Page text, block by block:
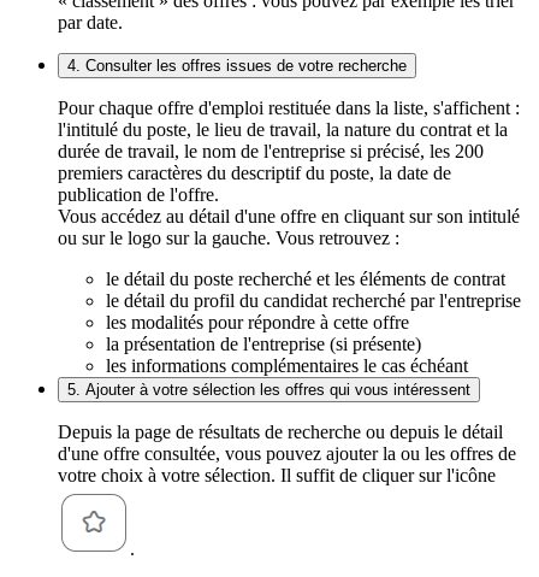
par date.
4. Consulter les offres issues de votre recherche
Pour chaque offre d'emploi restituée dans la liste, s'affichent :
l'intitulé du poste, le lieu de travail, la nature du contrat et la
durée de travail, le nom de l'entreprise si précisé, les 200
premiers caractères du descriptif du poste, la date de
publication de l'offre.
Vous accédez au détail d'une offre en cliquant sur son intitulé
ou sur le logo sur la gauche. Vous retrouvez :
le détail du poste recherché et les éléments de contrat
le détail du profil du candidat recherché par l'entreprise
les modalités pour répondre à cette offre
la présentation de l'entreprise (si présente)
les informations complémentaires le cas échéant
5. Ajouter à votre sélection les offres qui vous intéressent
Depuis la page de résultats de recherche ou depuis le détail
d'une offre consultée, vous pouvez ajouter la ou les offres de
votre choix à votre sélection. Il suffit de cliquer sur l'icône
.